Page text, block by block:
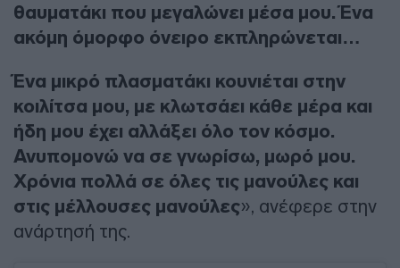
θαυματάκι που μεγαλώνει μέσα μου. Ένα
ακόμη όμορφο όνειρο εκπληρώνεται…
Ένα μικρό πλασματάκι κουνιέται στην
κοιλίτσα μου, με κλωτσάει κάθε μέρα και
ήδη μου έχει αλλάξει όλο τον κόσμο.
Ανυπομονώ να σε γνωρίσω, μωρό μου.
Χρόνια πολλά σε όλες τις μανούλες και
στις μέλλουσες μανούλες», ανέφερε στην
ανάρτησή της.